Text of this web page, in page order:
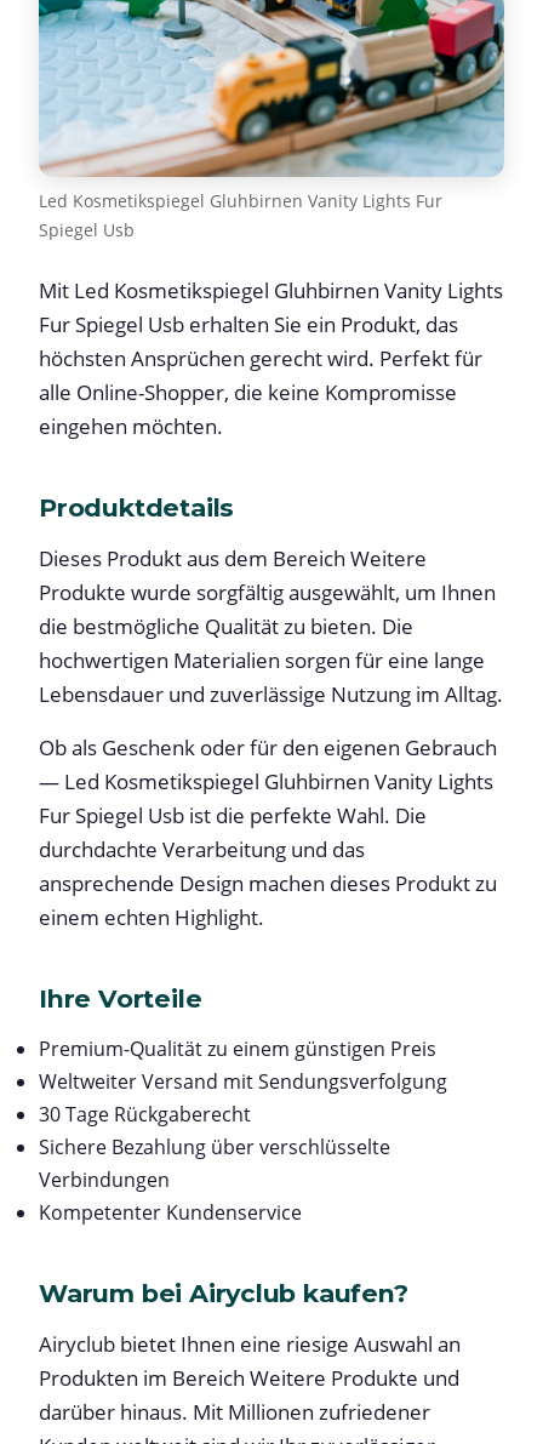
Led Kosmetikspiegel Gluhbirnen Vanity Lights Fur
Spiegel Usb
Mit Led Kosmetikspiegel Gluhbirnen Vanity Lights
Fur Spiegel Usb erhalten Sie ein Produkt, das
höchsten Ansprüchen gerecht wird. Perfekt für
alle Online-Shopper, die keine Kompromisse
eingehen möchten.
Produktdetails
Dieses Produkt aus dem Bereich Weitere
Produkte wurde sorgfältig ausgewählt, um Ihnen
die bestmögliche Qualität zu bieten. Die
hochwertigen Materialien sorgen für eine lange
Lebensdauer und zuverlässige Nutzung im Alltag.
Ob als Geschenk oder für den eigenen Gebrauch
— Led Kosmetikspiegel Gluhbirnen Vanity Lights
Fur Spiegel Usb ist die perfekte Wahl. Die
durchdachte Verarbeitung und das
ansprechende Design machen dieses Produkt zu
einem echten Highlight.
Ihre Vorteile
Premium-Qualität zu einem günstigen Preis
Weltweiter Versand mit Sendungsverfolgung
30 Tage Rückgaberecht
Sichere Bezahlung über verschlüsselte
Verbindungen
Kompetenter Kundenservice
Warum bei Airyclub kaufen?
Airyclub bietet Ihnen eine riesige Auswahl an
Produkten im Bereich Weitere Produkte und
darüber hinaus. Mit Millionen zufriedener